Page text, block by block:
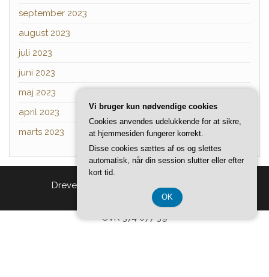
september 2023
august 2023
juli 2023
juni 2023
maj 2023
april 2023
marts 2023
Drevet af Tema:Head Blog
CVR 374 077 39
Vi bruger kun nødvendige cookies
Cookies anvendes udelukkende for at sikre,
at hjemmesiden fungerer korrekt.
Disse cookies sættes af os og slettes
automatisk, når din session slutter eller efter
kort tid.
OK